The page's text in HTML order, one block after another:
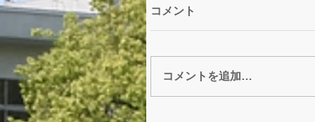
コメント
コメントを追加…